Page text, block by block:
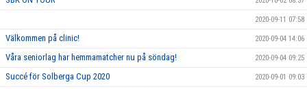
2020-09-11 07:58
Välkommen på clinic! 2020-09-04 14:06
Våra seniorlag har hemmamatcher nu på söndag! 2020-09-04 09:25
Succé för Solberga Cup 2020 2020-09-01 09:03